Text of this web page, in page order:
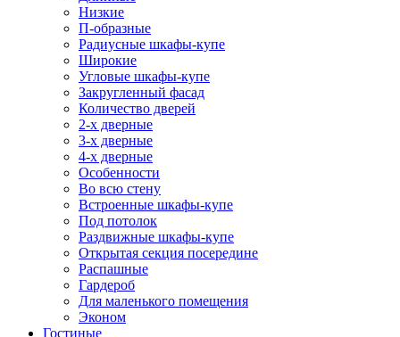
Низкие
П-образные
Радиусные шкафы-купе
Широкие
Угловые шкафы-купе
Закругленный фасад
Количество дверей
2-х дверные
3-х дверные
4-х дверные
Особенности
Во всю стену
Встроенные шкафы-купе
Под потолок
Раздвижные шкафы-купе
Открытая секция посередине
Распашные
Гардероб
Для маленького помещения
Эконом
Гостиные